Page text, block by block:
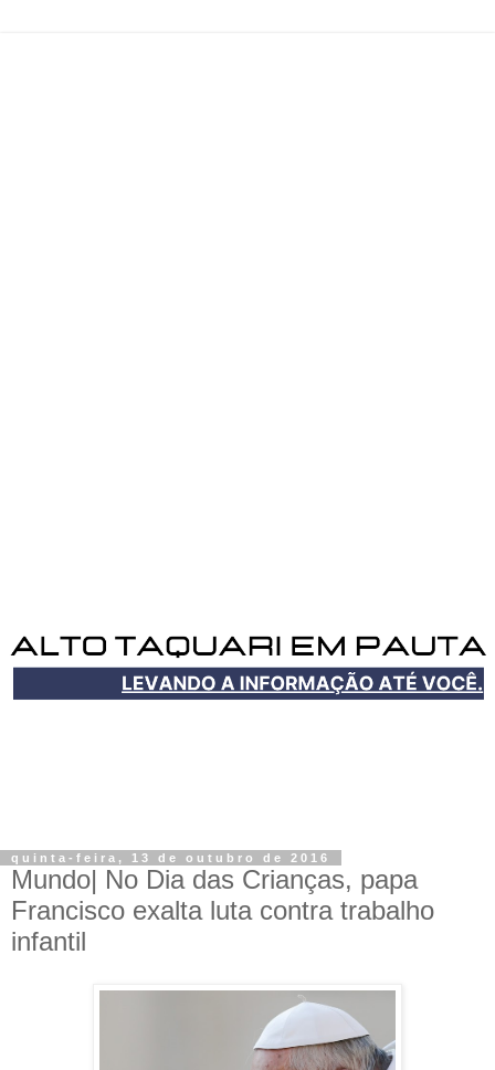
quinta-feira, 13 de outubro de 2016
Mundo| No Dia das Crianças, papa
Francisco exalta luta contra trabalho
infantil